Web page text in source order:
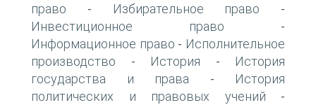
право - Избирательное право -
Инвестиционное право -
Информационное право - Исполнительное
производство - История -
История
государства и права -
История
политических и правовых учений -